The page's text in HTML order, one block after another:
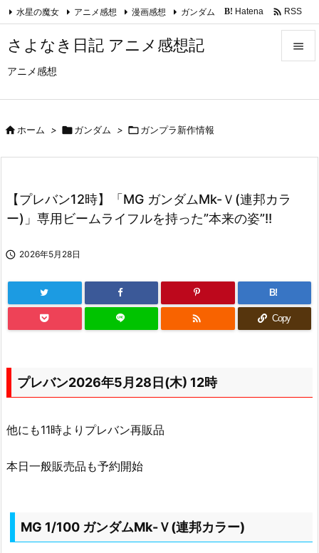
さよなき日記 アニメ感想記
アニメ感想

水星の魔女 アニメ感想 漫画感想 ガンダム B! Hatena  RSS
ホーム > ガンダム > ガンプラ新作情報
【プレバン12時】「MG ガンダムMk-Ｖ(連邦カラ
ー)」専用ビームライフルを持った”本来の姿”!!
 2026年5月28日
B!
 Copy
プレバン2026年5月28日(木) 12時
他にも11時よりプレバン再販品
本日一般販売品も予約開始
MG 1/100 ガンダムMk-Ｖ(連邦カラー)